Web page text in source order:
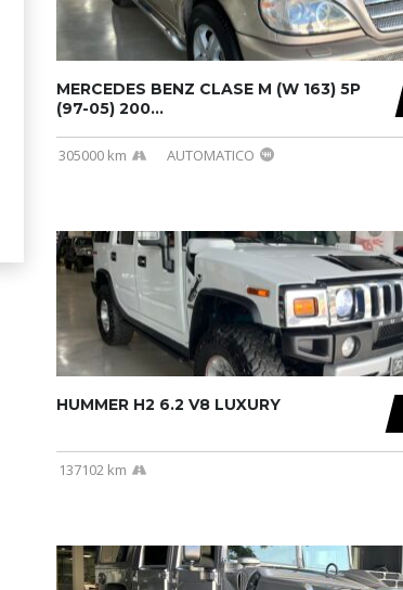
MERCEDES BENZ CLASE M (W 163) 5P
(97-05) 200...
305000 km AUTOMATICO
HUMMER H2 6.2 V8 LUXURY
137102 km